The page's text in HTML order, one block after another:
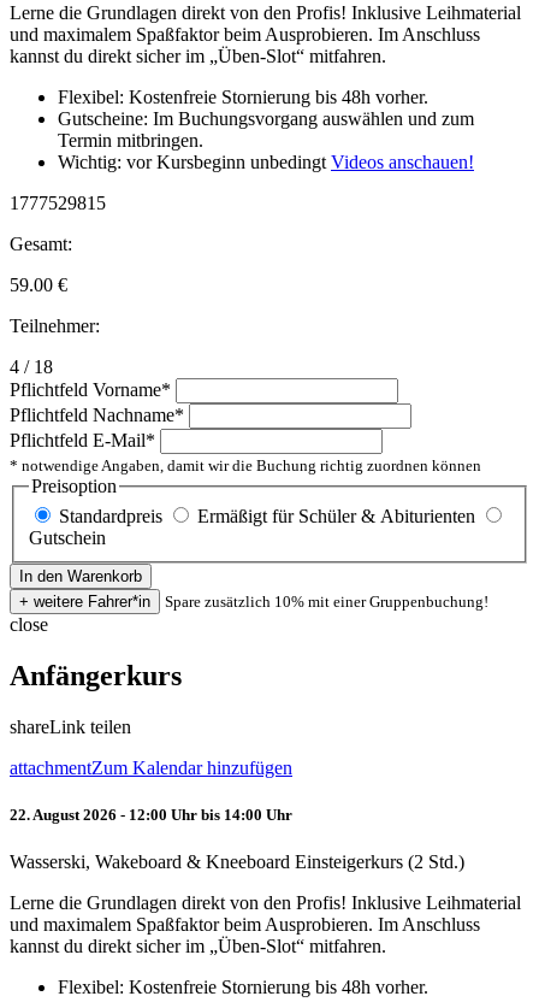
Lerne die Grundlagen direkt von den Profis! Inklusive Leihmaterial
und maximalem Spaßfaktor beim Ausprobieren. Im Anschluss
kannst du direkt sicher im „Üben-Slot“ mitfahren.
Flexibel: Kostenfreie Stornierung bis 48h vorher.
Gutscheine: Im Buchungsvorgang auswählen und zum
Termin mitbringen.
Wichtig: vor Kursbeginn unbedingt Videos anschauen!
1777529815
Gesamt:
59.00 €
Teilnehmer:
4 / 18
Pflichtfeld Vorname*
Pflichtfeld Nachname*
Pflichtfeld E-Mail*
* notwendige Angaben, damit wir die Buchung richtig zuordnen können
Preisoption
Standardpreis
Ermäßigt für Schüler & Abiturienten
Gutschein
Spare zusätzlich 10% mit einer Gruppenbuchung!
close
Anfängerkurs
shareLink teilen
attachmentZum Kalendar hinzufügen
22. August 2026 - 12:00 Uhr bis 14:00 Uhr
Wasserski, Wakeboard & Kneeboard Einsteigerkurs (2 Std.)
Lerne die Grundlagen direkt von den Profis! Inklusive Leihmaterial
und maximalem Spaßfaktor beim Ausprobieren. Im Anschluss
kannst du direkt sicher im „Üben-Slot“ mitfahren.
Flexibel: Kostenfreie Stornierung bis 48h vorher.